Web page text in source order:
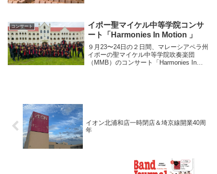
とい...
コンサート
イポー聖マイケル中等学院コンサ
ート「Harmonies In Motion 」
９月23〜24日の２日間、マレーシアペラ州
イポーの聖マイケル中等学院吹奏楽団
（MMB）のコンサート「Harmonies In
イオン北浦和店一時閉店＆埼京線開業40周
年